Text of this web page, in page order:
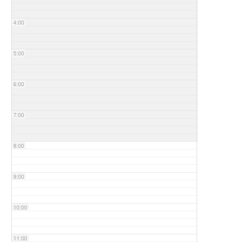
4:00
5:00
6:00
7:00
8:00
9:00
10:00
11:00